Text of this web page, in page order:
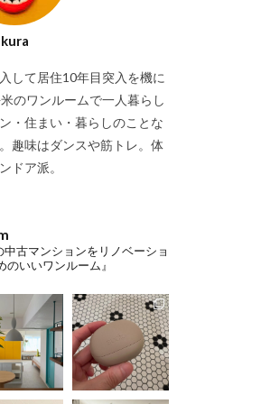
kura
して居住10年目突入を機に
のワンルームで一人暮らし
・住まい・暮らしのことな
趣味はダンスや筋トレ。体
ドア派。
中古マンションをリノベーショ
のいいワンルーム』